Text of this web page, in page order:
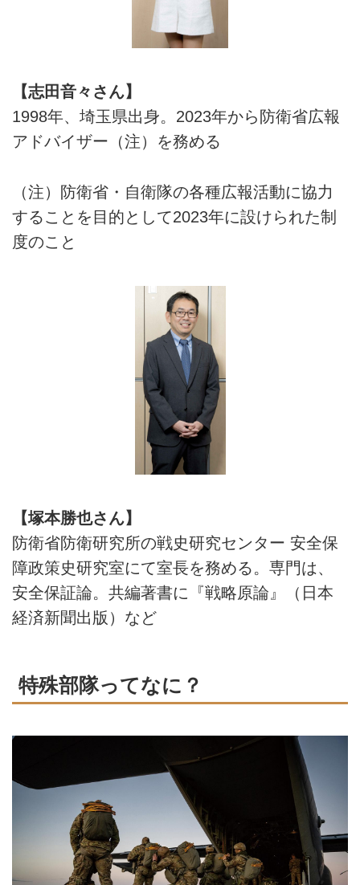
【志田音々さん】
1998年、埼玉県出身。2023年から防衛省広報
アドバイザー（注）を務める
（注）防衛省・自衛隊の各種広報活動に協力
することを目的として2023年に設けられた制
度のこと
【塚本勝也さん】
防衛省防衛研究所の戦史研究センター 安全保
障政策史研究室にて室長を務める。専門は、
安全保証論。共編著書に『戦略原論』（日本
経済新聞出版）など
特殊部隊ってなに？